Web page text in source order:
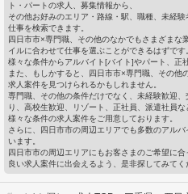
ト・パートの求人、募集情報から、
その他お好みのエリア・路線・駅、職種、未経
仕事を検索できます。
四日市市×専門職、その他のなかでもさまざまな
イルに合わせて仕事を選ぶことができるはずです
様々な条件からアルバイト[バイト]やパート、正
また、もしかすると、四日市市×専門職、その他
求人案件を見つけられるかもしれません。
専門職、その他の条件だけでなく、未経験歓迎
り、高校生歓迎、リゾート、正社員、派遣社員な
様々な条件の求人案件をご用意しております。
さらに、四日市市の周辺エリアでも多数のアル
います。
四日市市の周辺エリアにもお客さまのご希望に合
良い求人案件に出会えるよう、是非探してみてく